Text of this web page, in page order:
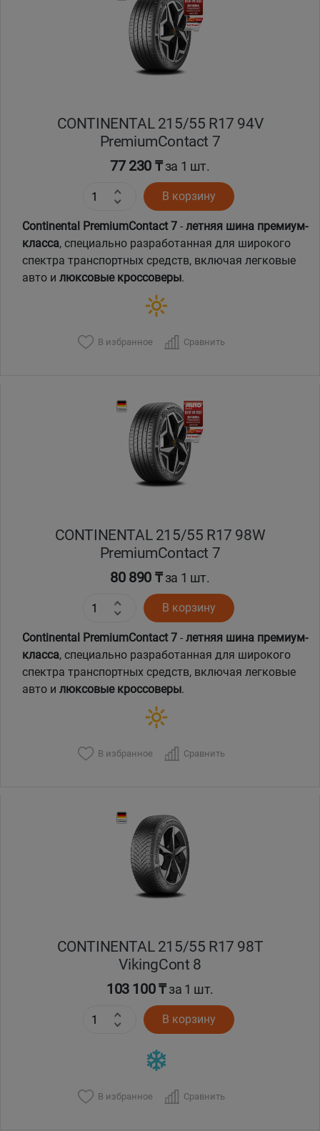
CONTINENTAL 215/55 R17 94V
PremiumContact 7
77 230 ₸за 1 шт.
В корзину
Continental PremiumContact 7 - летняя шина премиум-
класса, специально разработанная для широкого
спектра транспортных средств, включая легковые
авто и люксовые кроссоверы.
В избранное Сравнить
CONTINENTAL 215/55 R17 98W
PremiumContact 7
80 890 ₸за 1 шт.
В корзину
Continental PremiumContact 7 - летняя шина премиум-
класса, специально разработанная для широкого
спектра транспортных средств, включая легковые
авто и люксовые кроссоверы.
В избранное Сравнить
CONTINENTAL 215/55 R17 98T
VikingCont 8
103 100 ₸за 1 шт.
В корзину
В избранное Сравнить